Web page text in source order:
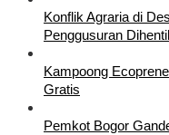
Konflik Agraria di
Penggusuran
Kampoong
Gratis
Pemkot Bogor